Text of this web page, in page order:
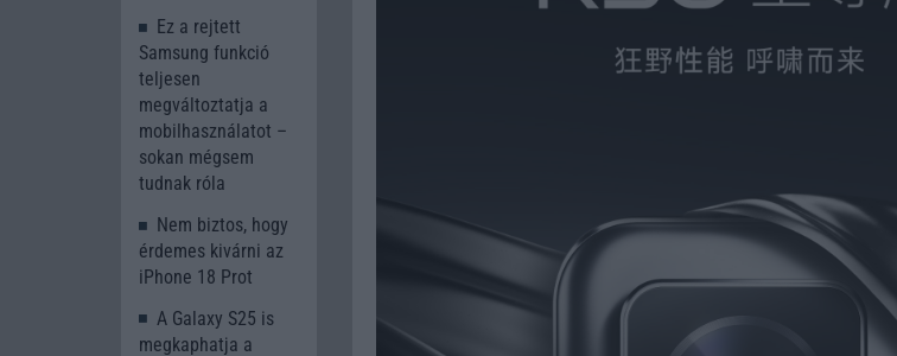
Ez a rejtett
Samsung funkció
teljesen
megváltoztatja a
mobilhasználatot –
sokan mégsem
tudnak róla
Nem biztos, hogy
érdemes kivárni az
iPhone 18 Prot
A Galaxy S25 is
megkaphatja a